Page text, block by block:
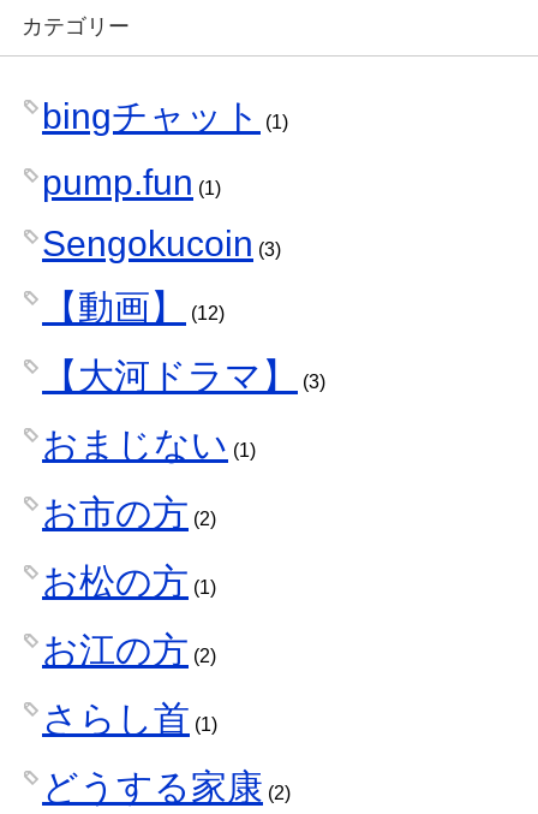
カテゴリー
bingチャット (1)
pump.fun (1)
Sengokucoin (3)
【動画】 (12)
【大河ドラマ】 (3)
おまじない (1)
お市の方 (2)
お松の方 (1)
お江の方 (2)
さらし首 (1)
どうする家康 (2)